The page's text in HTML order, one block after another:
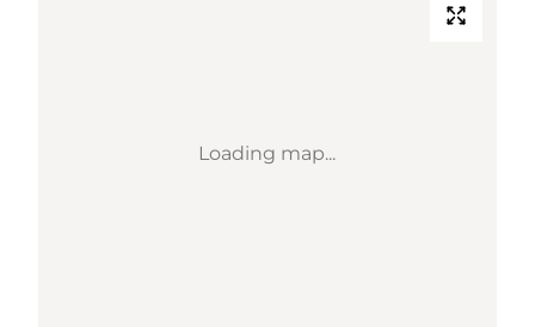
Loading map...